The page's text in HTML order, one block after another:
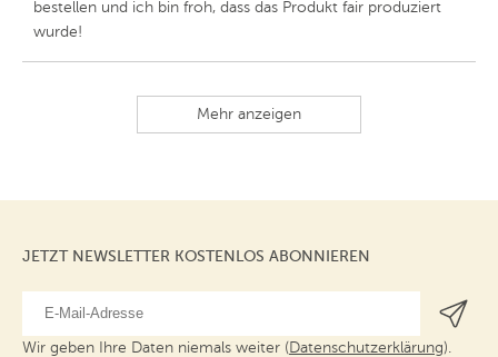
bestellen und ich bin froh, dass das Produkt fair produziert
wurde!
Mehr anzeigen
JETZT NEWSLETTER KOSTENLOS ABONNIEREN
Wir geben Ihre Daten niemals weiter (Datenschutzerklärung).